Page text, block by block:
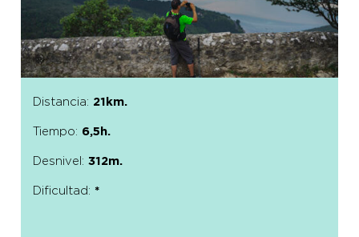
Distancia: 21km.
Tiempo: 6,5h.
Desnivel: 312m.
Dificultad: *